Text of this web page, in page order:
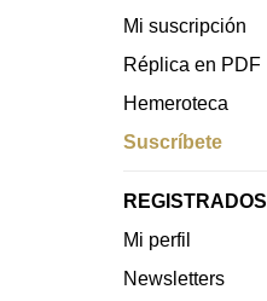
Mi suscripción
Réplica en PDF
Hemeroteca
Suscríbete
REGISTRADOS
Mi perfil
Newsletters